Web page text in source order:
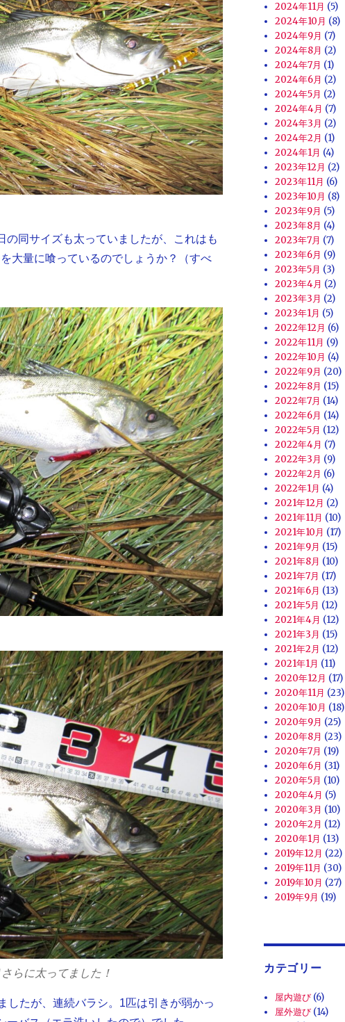
の同サイズも太っていましたが、これはも
大量に喰っているのでしょうか？（すべ
らに太ってました！
したが、連続バラシ。1匹は引きが弱かっ
2024年11月 (5)
2024年10月 (8)
2024年9月 (7)
2024年8月 (2)
2024年7月 (1)
2024年6月 (2)
2024年5月 (2)
2024年4月 (7)
2024年3月 (2)
2024年2月 (1)
2024年1月 (4)
2023年12月 (2)
2023年11月 (6)
2023年10月 (8)
2023年9月 (5)
2023年8月 (4)
2023年7月 (7)
2023年6月 (9)
2023年5月 (3)
2023年4月 (2)
2023年3月 (2)
2023年1月 (5)
2022年12月 (6)
2022年11月 (9)
2022年10月 (4)
2022年9月 (20)
2022年8月 (15)
2022年7月 (14)
2022年6月 (14)
2022年5月 (12)
2022年4月 (7)
2022年3月 (9)
2022年2月 (6)
2022年1月 (4)
2021年12月 (2)
2021年11月 (10)
2021年10月 (17)
2021年9月 (15)
2021年8月 (10)
2021年7月 (17)
2021年6月 (13)
2021年5月 (12)
2021年4月 (12)
2021年3月 (15)
2021年2月 (12)
2021年1月 (11)
2020年12月 (17)
2020年11月 (23)
2020年10月 (18)
2020年9月 (25)
2020年8月 (23)
2020年7月 (19)
2020年6月 (31)
2020年5月 (10)
2020年4月 (5)
2020年3月 (10)
2020年2月 (12)
2020年1月 (13)
2019年12月 (22)
2019年11月 (30)
2019年10月 (27)
2019年9月 (19)
カテゴリー
屋内遊び (6)
屋外遊び (14)